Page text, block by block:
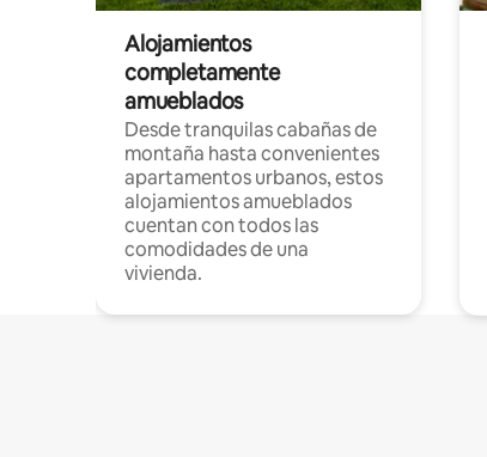
Alojamientos
completamente
amueblados
Desde tranquilas cabañas de
montaña hasta convenientes
apartamentos urbanos, estos
alojamientos amueblados
cuentan con todos las
comodidades de una
vivienda.